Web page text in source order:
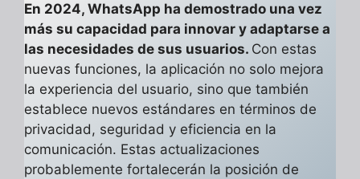
En 2024, WhatsApp ha demostrado una vez
más su capacidad para innovar y adaptarse a
las necesidades de sus usuarios. Con estas
nuevas funciones, la aplicación no solo mejora
la experiencia del usuario, sino que también
establece nuevos estándares en términos de
privacidad, seguridad y eficiencia en la
comunicación. Estas actualizaciones
probablemente fortalecerán la posición de